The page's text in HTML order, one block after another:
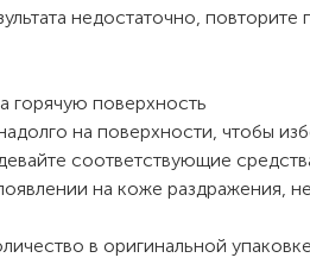
недостаточно, повторите
горячую поверхность
на поверхности, чтобы
соответствующие
на коже раздражения,
в оригинальной упаковке